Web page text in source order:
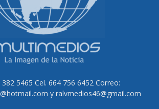
382 5465 Cel. 664 756 6452 Correo:
y ralvmedios46@gmail.com